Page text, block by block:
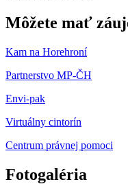
Môžete mať
Kam na Horehroní
Partnerstvo MP-ČH
Envi-pak
Virtuálny cintorín
Centrum právnej pomoci
Fotogaléria